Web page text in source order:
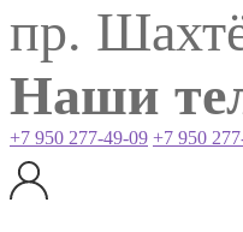
пр.
Наши
+7 950 277-49-09 +7 950